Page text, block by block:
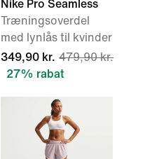
Nike Pro Seamless
Træningsoverdel
med lynlås til kvinder
349,90 kr. 479,90 kr.
27% rabat